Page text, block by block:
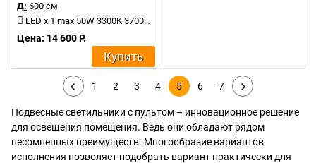
Д: 600 см
LED x 1 max 50W 3300K 3700Lm
Цена: 14 600 Р.
Купить
1 2 3 4 5 6 7
Подвесные светильники с пультом – инновационное решение
для освещения помещения. Ведь они обладают рядом
несомненных преимуществ. Многообразие вариантов
исполнения позволяет подобрать вариант практически для